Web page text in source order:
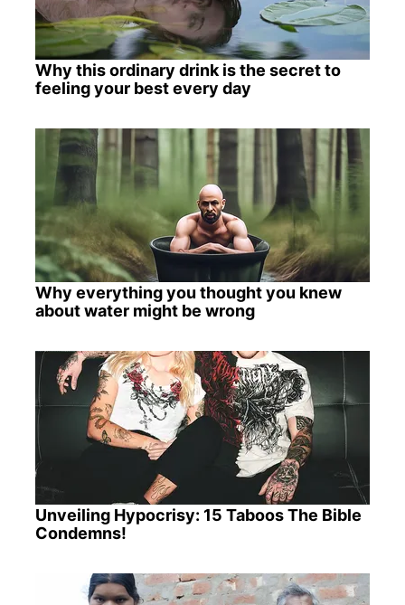
Why this ordinary drink is the secret to
feeling your best every day
Why everything you thought you knew
about water might be wrong
Unveiling Hypocrisy: 15 Taboos The Bible
Condemns!